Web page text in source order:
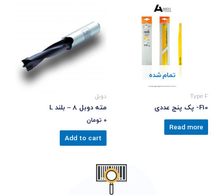
تمام شده
Type F
F10- پک پنج عددی
Read more
دوبل
مته دوبل 8 – بلند L
0 تومان
Add to cart